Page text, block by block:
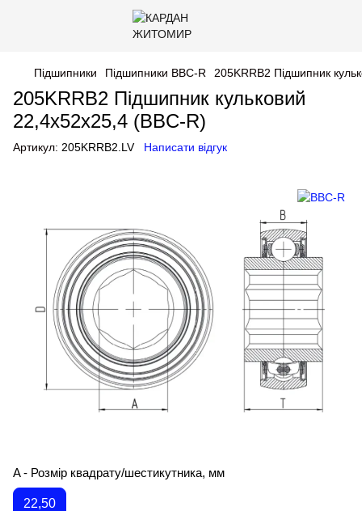
Підшипники Підшипники BBC-R 205KRRB2 Підшипник
205KRRB2 Підшипник кульковий
22,4х52х25,4 (BBC-R)
Артикул: 205KRRB2.LV Написати відгук
A - Розмір квадрату/шестикутника, мм
22,50